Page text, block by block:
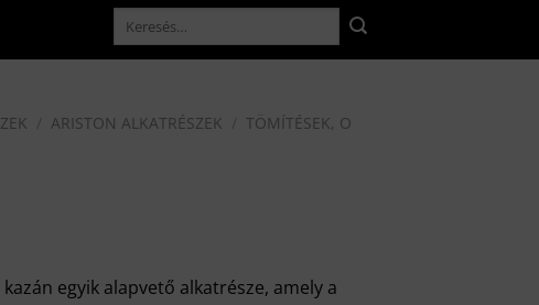
Keresés
következőre:
ARISTON ALKATRÉSZEK
TÖMÍTÉSEK, O
kazán egyik alapvető alkatrésze, amely a